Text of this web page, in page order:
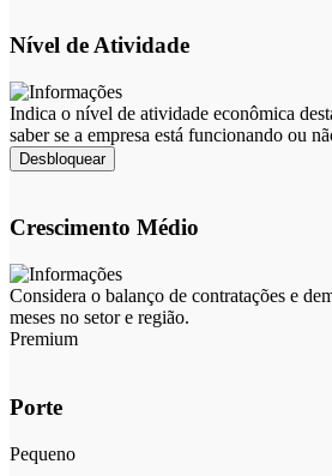
Nível de Atividade
Indica o nível de atividade econômica
saber se a empresa está funcionando ou
Desbloquear
Crescimento Médio
Considera o balanço de contratações e
meses no setor e região.
Premium
Porte
Pequeno